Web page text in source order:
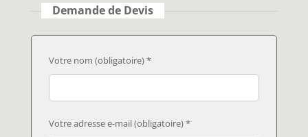
Demande de Devis
Votre nom (obligatoire) *
Votre adresse e-mail (obligatoire) *